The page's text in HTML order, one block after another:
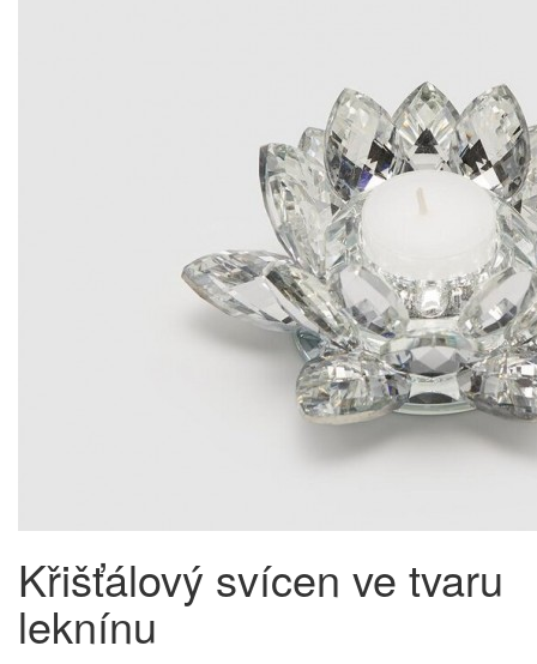
Křišťálový svícen ve tvaru
leknínu